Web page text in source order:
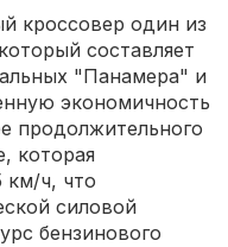
кроссовер один из
составляет
"Панамера" и
экономичность
продолжительного
которая
км/ч, что
силовой
бензинового